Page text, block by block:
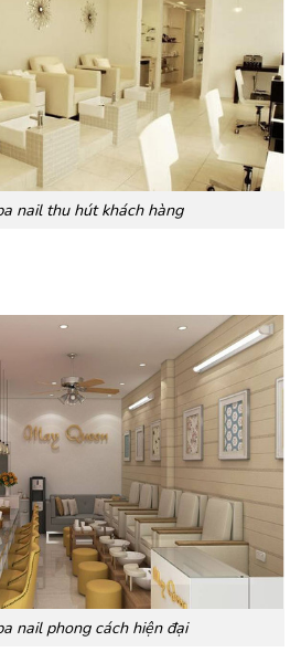
nail thu hút khách hàng
nail phong cách hiện đại